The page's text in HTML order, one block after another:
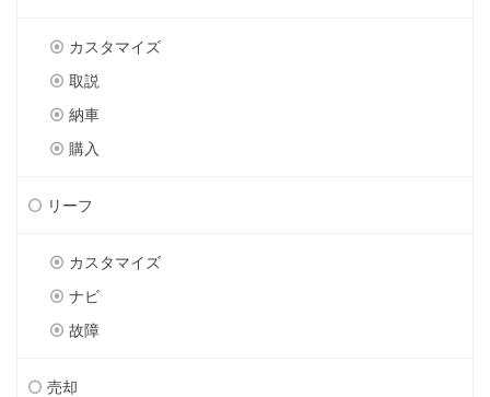
カスタマイズ
取説
納車
購入
リーフ
カスタマイズ
ナビ
故障
売却